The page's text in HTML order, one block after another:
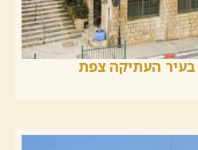
העתיקה צפת